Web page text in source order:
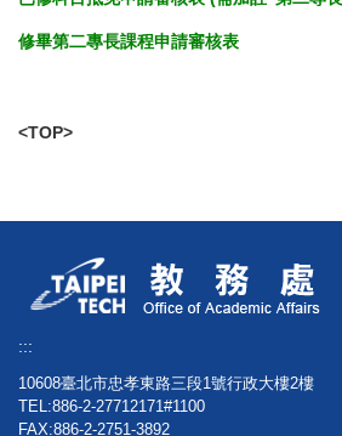
修畢第二專長課程申請審核表
<TOP>
:::
10608臺北市忠孝東路三段1號行政大樓2樓
TEL:886-2-27712171#1100
FAX:886-2-2751-3892